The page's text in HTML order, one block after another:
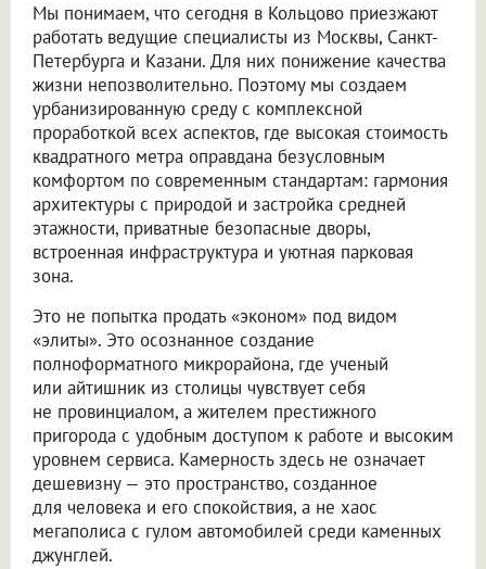
Мы понимаем, что сегодня в Кольцово приезжают
работать ведущие специалисты из Москвы, Санкт-
Петербурга и Казани. Для них понижение качества
жизни непозволительно. Поэтому мы создаем
урбанизированную среду с комплексной
проработкой всех аспектов, где высокая стоимость
квадратного метра оправдана безусловным
комфортом по современным стандартам: гармония
архитектуры с природой и застройка средней
этажности, приватные безопасные дворы,
встроенная инфраструктура и уютная парковая
зона.
Это не попытка продать «эконом» под видом
«элиты». Это осознанное создание
полноформатного микрорайона, где ученый
или айтишник из столицы чувствует себя
не провинциалом, а жителем престижного
пригорода с удобным доступом к работе и высоким
уровнем сервиса. Камерность здесь не означает
дешевизну — это пространство, созданное
для человека и его спокойствия, а не хаос
мегаполиса с гулом автомобилей среди каменных
джунглей.